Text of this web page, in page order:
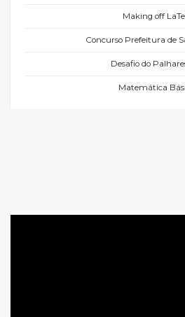
Making off
Concurso Prefeitura de
Desafio do
Matemática